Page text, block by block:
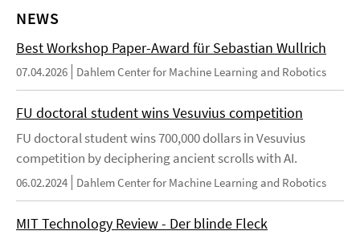
NEWS
Best Workshop Paper-Award für Sebastian Wullrich
07.04.2026 Dahlem Center for Machine Learning and Robotics
FU doctoral student wins Vesuvius competition
FU doctoral student wins 700,000 dollars in Vesuvius
competition by deciphering ancient scrolls with AI.
06.02.2024 Dahlem Center for Machine Learning and Robotics
MIT Technology Review - Der blinde Fleck